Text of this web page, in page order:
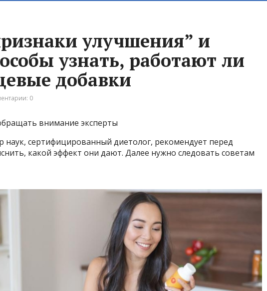
улучшения” и
узнать, работают ли
добавки
0
внимание эксперты
наук, сертифицированный диетолог, рекомендует перед
какой эффект они дают. Далее нужно следовать советам